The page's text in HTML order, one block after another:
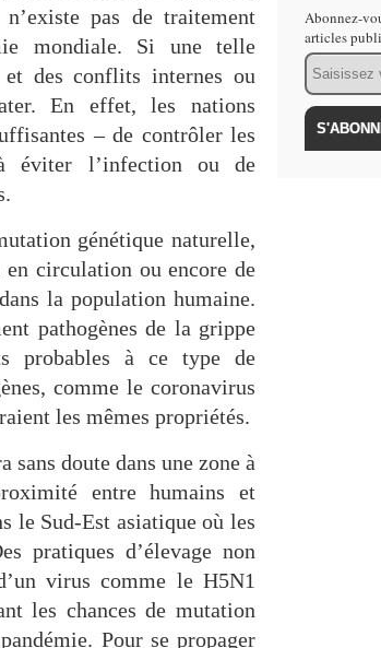
pas de traitement
mondiale. Si une telle
des conflits internes ou
En effet, les nations
– de contrôler les
éviter l’infection ou de
génétique naturelle,
circulation ou encore de
la population humaine.
pathogènes de la grippe
probables à ce type de
comme le coronavirus
les mêmes propriétés.
sans doute dans une zone à
entre humains et
le Sud-Est asiatique où les
pratiques d’élevage non
virus comme le H5N1
les chances de mutation
Pour se propager
Abonnez-
articles
Email